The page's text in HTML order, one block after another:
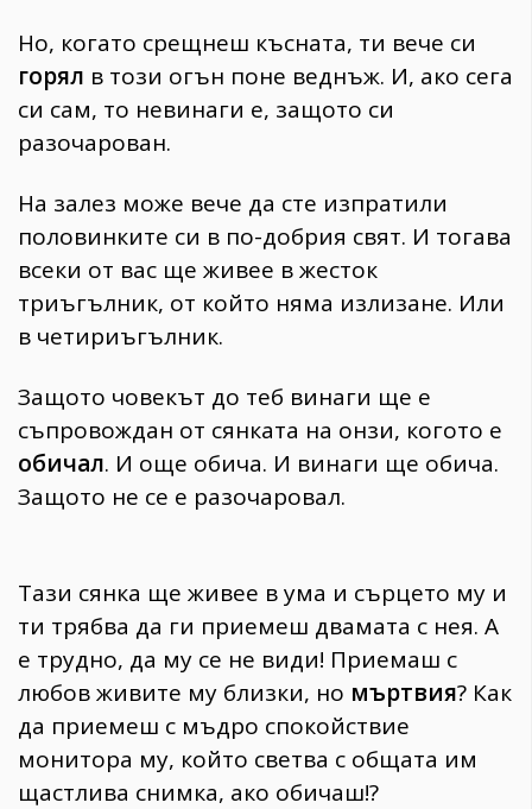
Wellness
1817
ПОСЛЕДВАЙТЕ
НИ
Но, когато срещнеш късната, ти вече си
горял в този огън поне веднъж. И, ако сега
си сам, то невинаги е, защото си
разочарован.
На залез може вече да сте изпратили
половинките си в по-добрия свят. И тогава
всеки от вас ще живее в жесток
триъгълник, от който няма излизане. Или
в четириъгълник.
Защото човекът до теб винаги ще е
съпровождан от сянката на онзи, когото е
обичал. И още обича. И винаги ще обича.
Защото не се е разочаровал.
Тази сянка ще живее в ума и сърцето му и
ти трябва да ги приемеш двамата с нея. А
е трудно, да му се не види! Приемаш с
любов живите му близки, но мъртвия? Как
да приемеш с мъдро спокойствие
монитора му, който светва с общата им
щастлива снимка, ако обичаш!?